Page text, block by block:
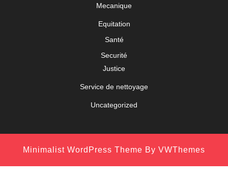
Mecanique
Equitation
Santé
Securité
Justice
Service de nettoyage
Uncategorized
Minimalist WordPress Theme By VWThemes